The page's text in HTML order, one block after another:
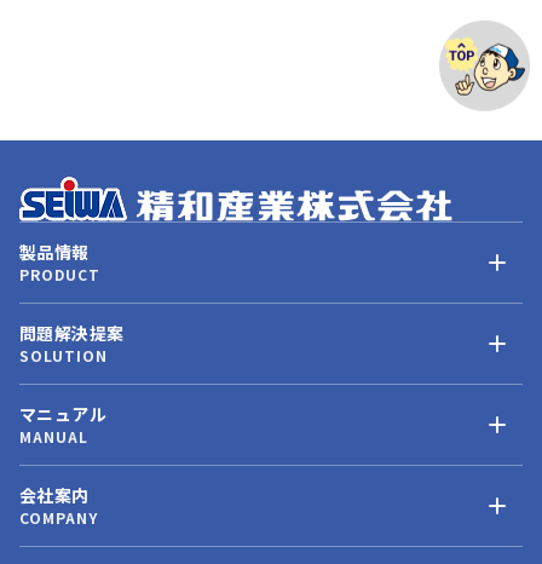
製品情報
PRODUCT
問題解決提案
SOLUTION
マニュアル
MANUAL
会社案内
COMPANY